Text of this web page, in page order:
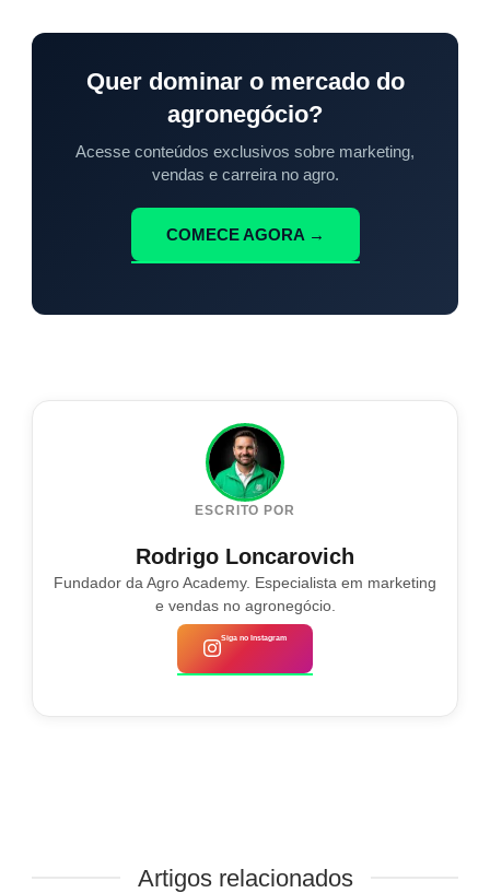
Quer dominar o mercado do
agronegócio?
Acesse conteúdos exclusivos sobre marketing,
vendas e carreira no agro.
COMECE AGORA →
ESCRITO POR
Rodrigo Loncarovich
Fundador da Agro Academy. Especialista em marketing
e vendas no agronegócio.
Siga no Instagram
Artigos relacionados